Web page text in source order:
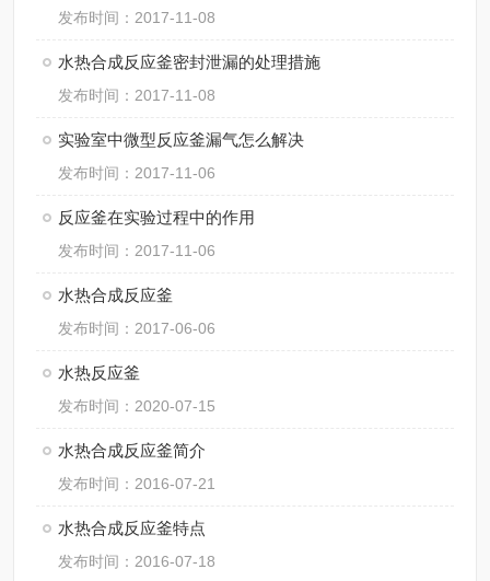
发布时间：2017-11-08
水热合成反应釜密封泄漏的处理措施
发布时间：2017-11-08
实验室中微型反应釜漏气怎么解决
发布时间：2017-11-06
反应釜在实验过程中的作用
发布时间：2017-11-06
水热合成反应釜
发布时间：2017-06-06
水热反应釜
发布时间：2020-07-15
水热合成反应釜简介
发布时间：2016-07-21
水热合成反应釜特点
发布时间：2016-07-18